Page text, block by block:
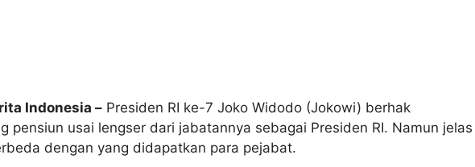
Indonesia – Presiden RI ke-7 Joko Widodo (Jokowi) berhak
pensiun usai lengser dari jabatannya sebagai Presiden RI. Namun jelas
dengan yang didapatkan para pejabat.